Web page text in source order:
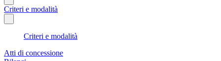
Criteri e modalità
Criteri e modalità
Atti di concessione